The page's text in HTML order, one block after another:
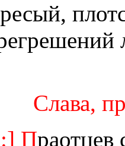
Слава,
П